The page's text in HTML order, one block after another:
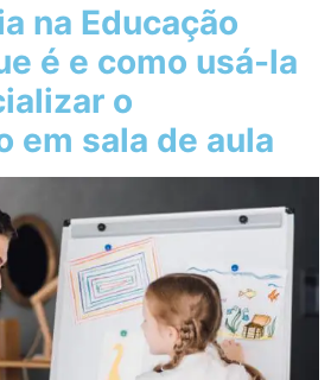
na Educação
é e como usá-la
o
em sala de aula